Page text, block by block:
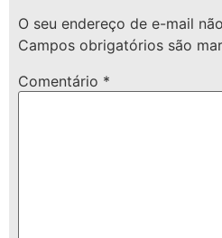
O seu endereço de e-mail
Campos obrigatórios são
Comentário *